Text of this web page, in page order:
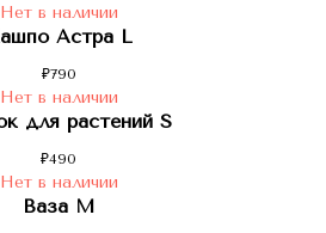
Нет в наличии
Астра L
₽790
Нет в наличии
для растений S
₽490
Нет в наличии
Ваза M